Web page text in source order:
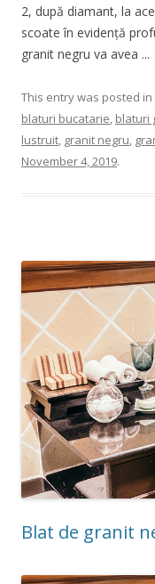
2, după diamant, la
scoate în evidență
granit negru va avea ...
This entry was posted in
blaturi bucatarie, blaturi
lustruit, granit negru,
November 4, 2019.
Blat de granit